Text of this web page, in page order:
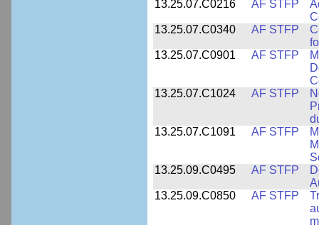
13.25.07.C0216
AF STFP
13.25.07.C0340
AF STFP
13.25.07.C0901
AF STFP
13.25.07.C1024
AF STFP
13.25.07.C1091
AF STFP
13.25.09.C0495
AF STFP
13.25.09.C0850
AF STFP